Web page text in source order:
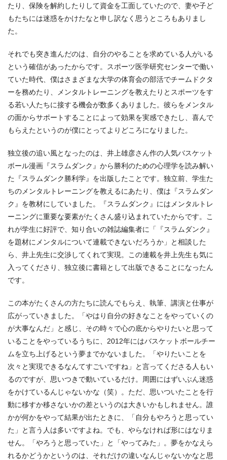
たり、保険を解約したりして資金を工面していたので、妻や子ど
もたちには迷惑をかけたなと申し訳なく思うところもありまし
た。
それでも突き進んだのは、自分のやることを求めている人がいる
という確信があったからです。スポーツ医学研究センターで働い
ていた時代、僕はさまざまな大学の体育会の部活でチームドクタ
ーを務めたり、メンタルトレーニングを教えたりとスポーツをす
る若い人たちに接する機会が数多くありました。彼らをメンタル
の面からサポートすることによって効果を実感できたし、喜んで
もらえたというのが僕にとってよりどころになりました。
独立後の追い風となったのは、井上雄彦さん作の人気バスケット
ボール漫画『スラムダンク』から勝利のための心理学を読み解い
た『スラムダンク勝利学』を出版したことです。独立前、学生た
ちのメンタルトレーニングを教えるにあたり、僕は『スラムダン
ク』を教材にしていました。『スラムダンク』にはメンタルトレ
ーニングに重要な要素がたくさん盛り込まれていたからです。こ
れが学生に好評で、知り合いの雑誌編集者に「『スラムダンク』
を題材にメンタルについて連載できないだろうか」と相談した
ら、井上先生に交渉してくれて実現。この連載を井上先生も気に
入ってくださり、独立後に書籍として出版できることになったん
です。
この本がたくさんの方たちに読んでもらえ、執筆、講演と仕事が
広がっていきました。「やはり自分の好きなことをやっていくの
が大事なんだ」と感じ、その時々で心の底からやりたいと思って
いることをやっているうちに、2012年にはバスケットボールチー
ムを立ち上げるという夢までかないました。「やりたいことを
次々と実現できるなんてすごいですね」と言ってくださる人もい
るのですが、思いつきで動いているだけ。周囲にはずいぶん迷惑
をかけているんじゃないかな（笑）。ただ、思いついたことを行
動に移すか移さないかの差というのは大きいかもしれません。誰
かが何かをやって結果が出たときに、「自分もやろうと思ってい
た」と言う人は多いですよね。でも、やらなければ形にはなりま
せん。「やろうと思っていた」と「やってみた」。夢をかなえら
れるかどうかというのは、それだけの違いなんじゃないかなと思